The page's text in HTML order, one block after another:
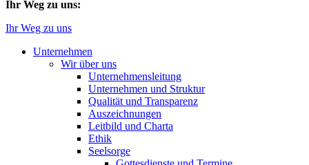
Ihr Weg zu uns:
Ihr Weg zu uns
Unternehmen
Wir über uns
Unternehmensleitung
Unternehmen und Struktur
Qualität und Transparenz
Auszeichnungen
Leitbild und Charta
Ethik
Seelsorge